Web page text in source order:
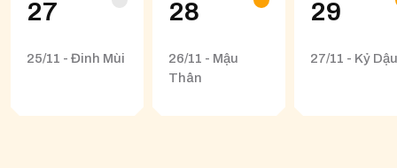
27
25/11 - Đinh Mùi
28
26/11 - Mậu
Thân
29
27/11 - Kỷ Dậu